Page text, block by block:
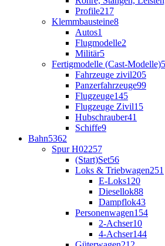
Profile217
Klemmbausteine8
Autos1
Flugmodelle2
Militär5
Fertigmodelle (Cast-Modelle)
Fahrzeuge zivil205
Panzerfahrzeuge99
Flugzeuge145
Flugzeuge Zivil15
Hubschrauber41
Schiffe9
Bahn5362
Spur H02257
(Start)Set56
Loks & Triebwagen251
E-Loks120
Diesellok88
Dampflok43
Personenwagen154
2-Achser10
4-Achser144